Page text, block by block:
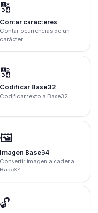
🔢
Contar caracteres
Contar ocurrencias de un
carácter
🔢
Codificar Base32
Codificar texto a Base32
🖼️
Imagen Base64
Convertir imagen a cadena
Base64
🔓